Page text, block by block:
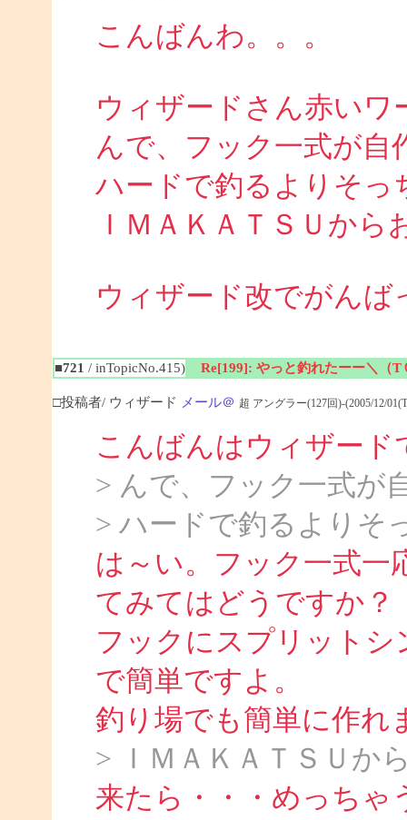
こんばんわ。。。
ウィザードさん赤い
んで、フック一式が自
ハードで釣るよりそっ
ＩＭＡＫＡＴＳＵか
ウィザード改でがん
■721 / inTopicNo.415) Re[199]: やっと釣れたーー＼（T
□投稿者/ ウィザード メール＠ 超 アングラー(127回)-(2005/12/
こんばんはウィザード
> んで、フック一式が
> ハードで釣るよりそ
は～い。フック一式一
てみてはどうですか？
フックにスプリット
で簡単ですよ。
釣り場でも簡単に作れ
> ＩＭＡＫＡＴＳＵか
来たら・・・めっち